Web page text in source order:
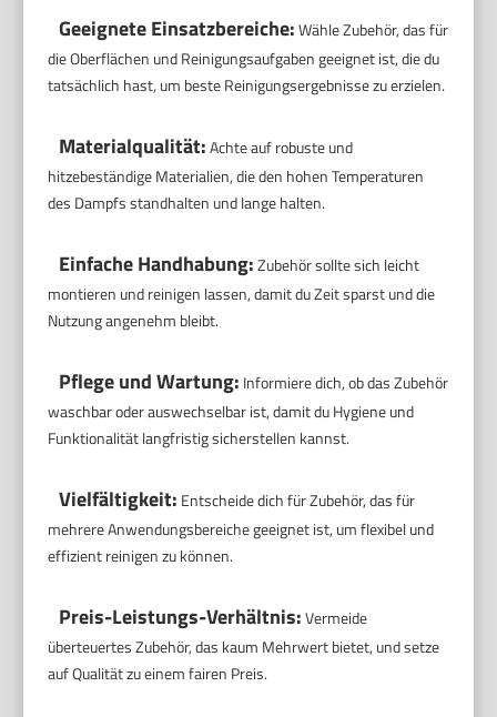
Geeignete Einsatzbereiche:Wähle Zubehör, das für
die Oberflächen und Reinigungsaufgaben geeignet ist, die du
tatsächlich hast, um beste Reinigungsergebnisse zu erzielen.
Materialqualität:Achte auf robuste und
hitzebeständige Materialien, die den hohen Temperaturen
des Dampfs standhalten und lange halten.
Einfache Handhabung:Zubehör sollte sich leicht
montieren und reinigen lassen, damit du Zeit sparst und die
Nutzung angenehm bleibt.
Pflege und Wartung: Informiere dich, ob das Zubehör
waschbar oder auswechselbar ist, damit du Hygiene und
Funktionalität langfristig sicherstellen kannst.
Vielfältigkeit: Entscheide dich für Zubehör, das für
mehrere Anwendungsbereiche geeignet ist, um flexibel und
effizient reinigen zu können.
Preis-Leistungs-Verhältnis:Vermeide
überteuertes Zubehör, das kaum Mehrwert bietet, und setze
auf Qualität zu einem fairen Preis.